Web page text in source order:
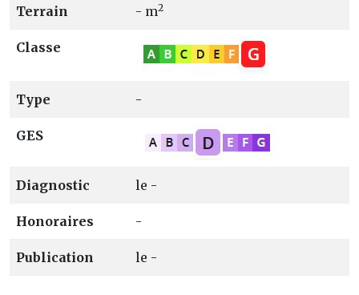
Terrain - m2
Classe
Type -
GES
Diagnostic le -
Honoraires -
Publication le -